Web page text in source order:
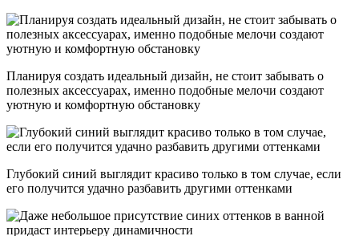
Планируя создать идеальный дизайн, не стоит забывать о
полезных аксессуарах, именно подобные мелочи создают
уютную и комфортную обстановку
Глубокий синий выглядит красиво только в том случае, если
его получится удачно разбавить другими оттенками